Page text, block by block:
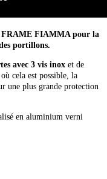
FRAME FIAMMA pour la
portillons.
avec 3 vis inox et de
cela est possible, la
une plus grande protection
en aluminium verni